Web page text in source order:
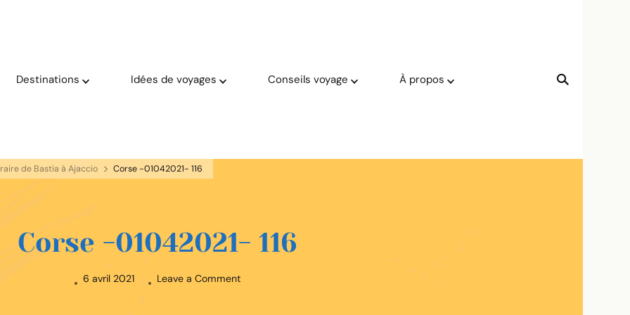
Destinations Idées de voyages Conseils voyage À propos
de Bastia à Ajaccio Corse -01042021- 116
Corse -01042021- 116
6 avril 2021 Leave a Commenton